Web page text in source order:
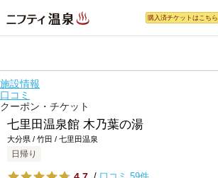
購入済チケットはこちら
施設情報
口コミ
クーポン・チケット
七里田温泉館 木乃葉の湯
大分県 / 竹田 / 七里田温泉
日帰り